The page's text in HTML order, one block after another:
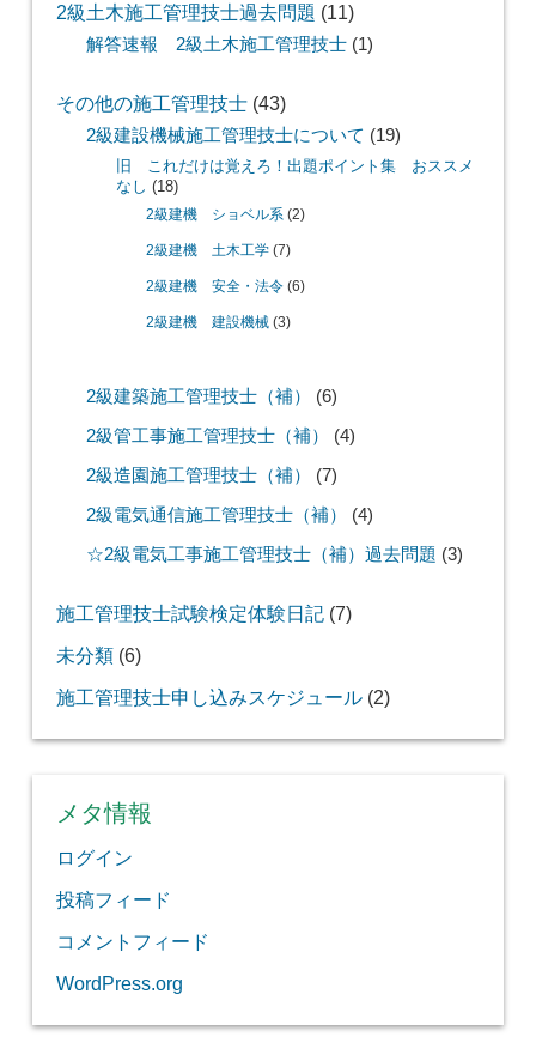
2級土木施工管理技士過去問題 (11)
解答速報 2級土木施工管理技士(1)
その他の施工管理技士(43)
2級建設機械施工管理技士について (19)
旧 これだけは覚えろ！出題ポイント集 おススメ
なし (18)
2級建機 ショベル系(2)
2級建機 土木工学(7)
2級建機 安全・法令(6)
2級建機 建設機械(3)
2級建築施工管理技士（補） (6)
2級管工事施工管理技士（補） (4)
2級造園施工管理技士（補） (7)
2級電気通信施工管理技士（補） (4)
☆2級電気工事施工管理技士（補）過去問題 (3)
施工管理技士試験検定体験日記(7)
未分類(6)
施工管理技士申し込みスケジュール(2)
メタ情報
ログイン
投稿フィード
コメントフィード
WordPress.org